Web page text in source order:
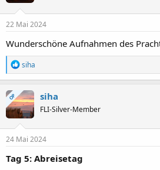
o
n
e
:
22 Mai 2024
Wunderschöne Aufnahmen des
R
e
a
k
t
i
o
n
e
siha
OP siha
FLI-Silver-Member
24 Mai 2024
Tag 5: Abreisetag